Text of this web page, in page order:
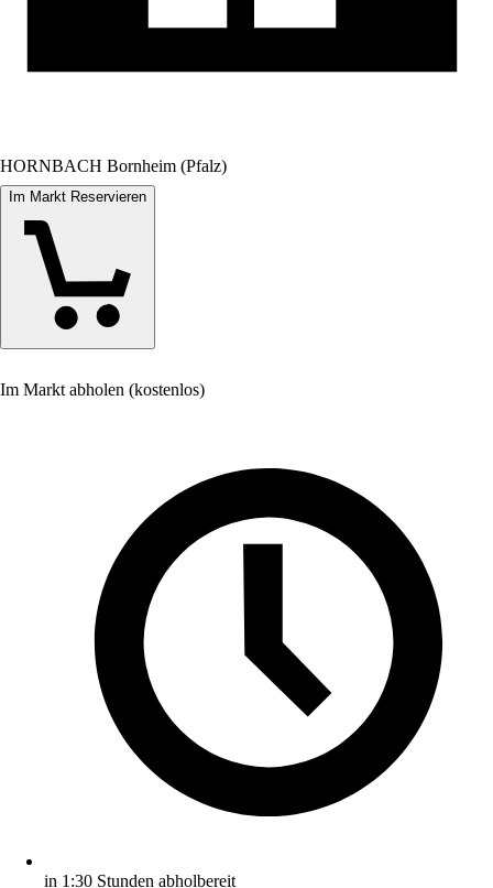
HORNBACH Bornheim (Pfalz)
Im Markt Reservieren
Im Markt abholen (kostenlos)
in 1:30 Stunden abholbereit